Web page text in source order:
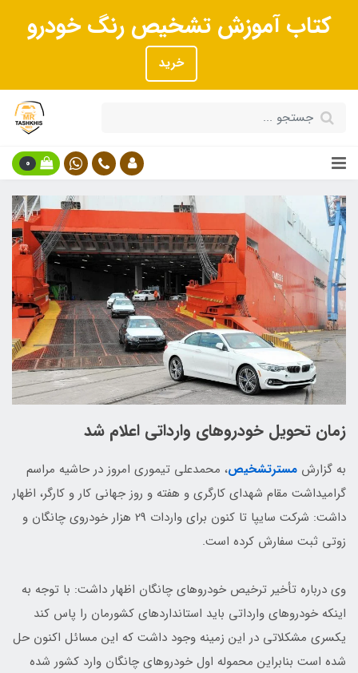
کتاب آموزش تشخیص رنگ خودرو
خرید
0
زمان تحویل خودروهای وارداتی اعلام شد
به گزارش مسترتشخیص، محمدعلی تیموری امروز در حاشیه مراسم
گرامیداشت مقام شهدای کارگری و هفته و روز جهانی کار و کارگر، اظهار
داشت:‌ شرکت سایپا تا کنون برای واردات 29 هزار خودروی چانگان و
زوتی ثبت سفارش کرده است.
وی درباره تأخیر ترخیص خودروهای چانگان اظهار داشت: با توجه به
اینکه خودروهای وارداتی باید استانداردهای کشورمان را پاس کند
یکسری مشکلاتی در این زمینه وجود داشت که این مسائل اکنون حل
شده است بنابراین محموله اول خودروهای چانگان وارد کشور شده